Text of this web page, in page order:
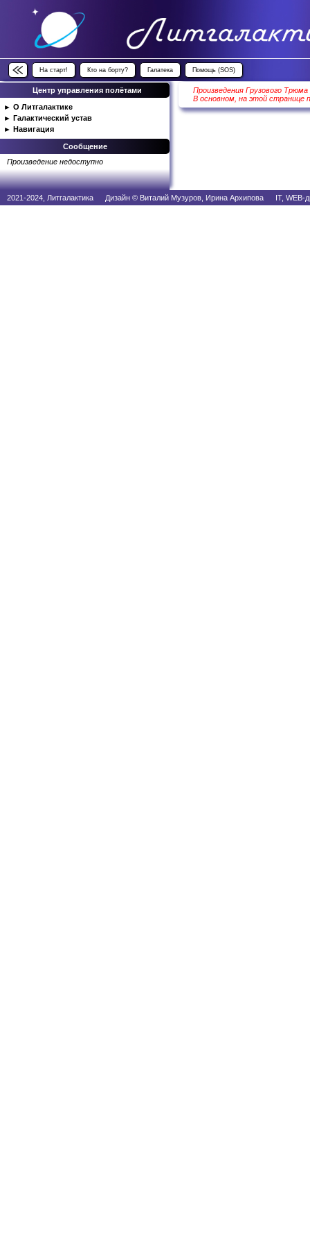
На старт! Кто на борту? Галатека Помощь (SOS)
Центр управления полётами
► О Литгалактике
► Галактический устав
► Навигация
Сообщение
Произведение недоступно
Произведения Грузового
В основном, на этой странице
2021-2024, Литгалактика Дизайн © Виталий Музуров, Ирина Архипова IT, WEB-